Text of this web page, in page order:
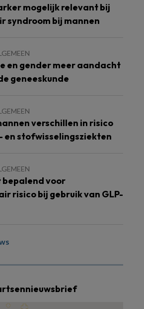
mogelijk relevant bij
syndroom bij mannen
en gender meer aandacht
geneeskunde
verschillen in risico
en stofwisselingsziekten
voor
risico bij gebruik van GLP-